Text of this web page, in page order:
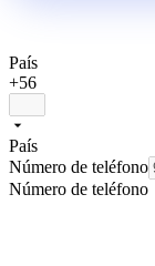
País
+56
País
Número de teléfono
Número de teléfono